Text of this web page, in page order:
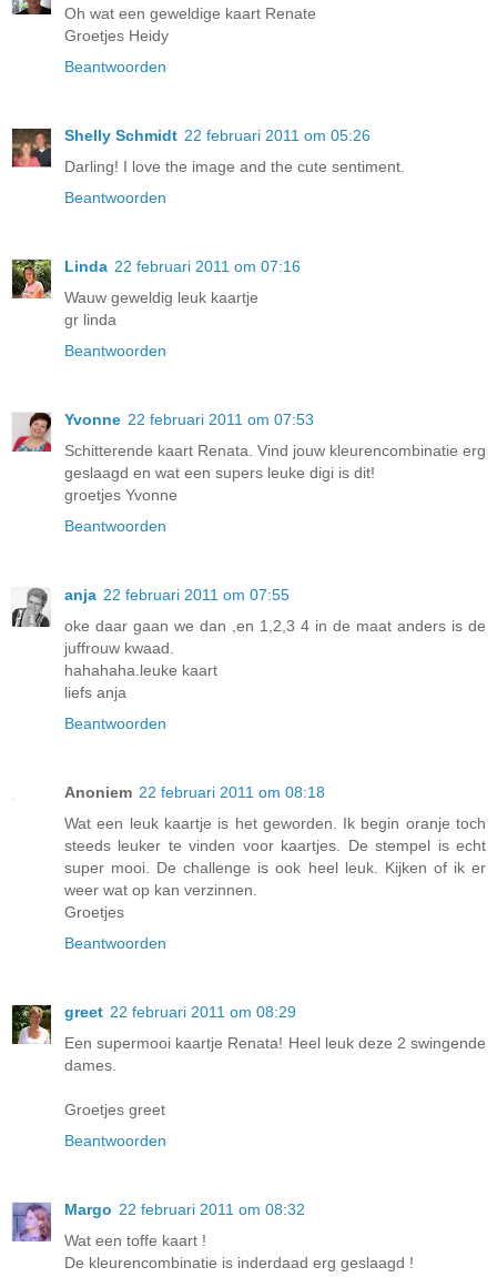
Oh wat een geweldige kaart Renate
Groetjes Heidy
Beantwoorden
Shelly Schmidt 22 februari 2011 om 05:26
Darling! I love the image and the cute sentiment.
Beantwoorden
Linda 22 februari 2011 om 07:16
Wauw geweldig leuk kaartje
gr linda
Beantwoorden
Yvonne 22 februari 2011 om 07:53
Schitterende kaart Renata. Vind jouw kleurencombinatie erg
geslaagd en wat een supers leuke digi is dit!
groetjes Yvonne
Beantwoorden
anja 22 februari 2011 om 07:55
oke daar gaan we dan ,en 1,2,3 4 in de maat anders is de
juffrouw kwaad.
hahahaha.leuke kaart
liefs anja
Beantwoorden
Anoniem 22 februari 2011 om 08:18
Wat een leuk kaartje is het geworden. Ik begin oranje toch
steeds leuker te vinden voor kaartjes. De stempel is echt
super mooi. De challenge is ook heel leuk. Kijken of ik er
weer wat op kan verzinnen.
Groetjes
Beantwoorden
greet 22 februari 2011 om 08:29
Een supermooi kaartje Renata! Heel leuk deze 2 swingende
dames.
Groetjes greet
Beantwoorden
Margo 22 februari 2011 om 08:32
Wat een toffe kaart !
De kleurencombinatie is inderdaad erg geslaagd !